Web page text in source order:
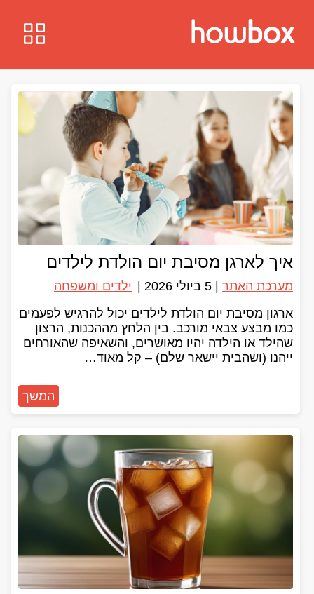
איך לארגן מסיבת יום הולדת לילדים
מערכת האתר 5 ביולי 2026
ילדים ומשפחה
ארגון מסיבת יום הולדת לילדים יכול להרגיש לפעמים
כמו מבצע צבאי מורכב. בין הלחץ מההכנות, הרצון
שהילד או הילדה יהיו מאושרים, והשאיפה שהאורחים
ייהנו (ושהבית יישאר שלם) – קל מאוד…
המשך